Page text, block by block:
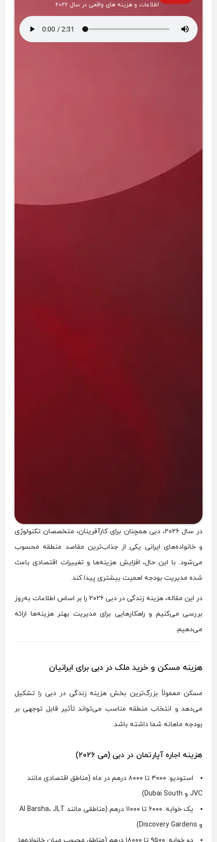
اطلاعات و هزینه های واقعی در سال 2026
در سال ۲۰۲۶، دبی همچنان برای کارآفرینان، متخصصان تکنولوژی
و خانواده‌های ایرانی یکی از جذاب‌ترین مقاصد منطقه محسوب
می‌شود. با این حال، افزایش هزینه‌ها و تغییرات اقتصادی باعث
شده مدیریت بودجه اهمیت بیشتری پیدا کند.
در این مقاله، هزینه زندگی در دبی ۲۰۲۶ را بر اساس اطلاعات به‌روز
بررسی می‌کنیم و راهکارهایی برای مدیریت بهتر هزینه‌ها ارائه
می‌دهیم.
هزینه مسکن و خرید ملک در دبی برای ایرانیان
مسکن معمولاً بزرگ‌ترین بخش هزینه زندگی در دبی را تشکیل
می‌دهد و انتخاب منطقه مناسب می‌تواند تأثیر قابل توجهی بر
بودجه ماهانه شما داشته باشد.
هزینه اجاره آپارتمان در دبی (می ۲۰۲۶)
استودیو: ۴۰۰۰ تا ۸۰۰۰ درهم در ماه (مناطق اقتصادی مانند
JVC و Dubai South)
یک خوابه: ۶۰۰۰ تا ۱۱۰۰۰ درهم (مناطقی مانند Al Barsha، JLT
و Discovery Gardens)